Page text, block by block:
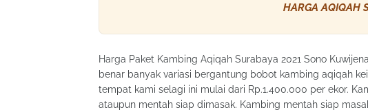
HARGA AQIQAH
Harga Paket Kambing Aqiqah Surabaya 2021 Sono
benar banyak variasi bergantung bobot kambing aqiqah
tempat kami selagi ini mulai dari Rp.1.400.000 per ekor.
ataupun mentah siap dimasak. Kambing mentah siap